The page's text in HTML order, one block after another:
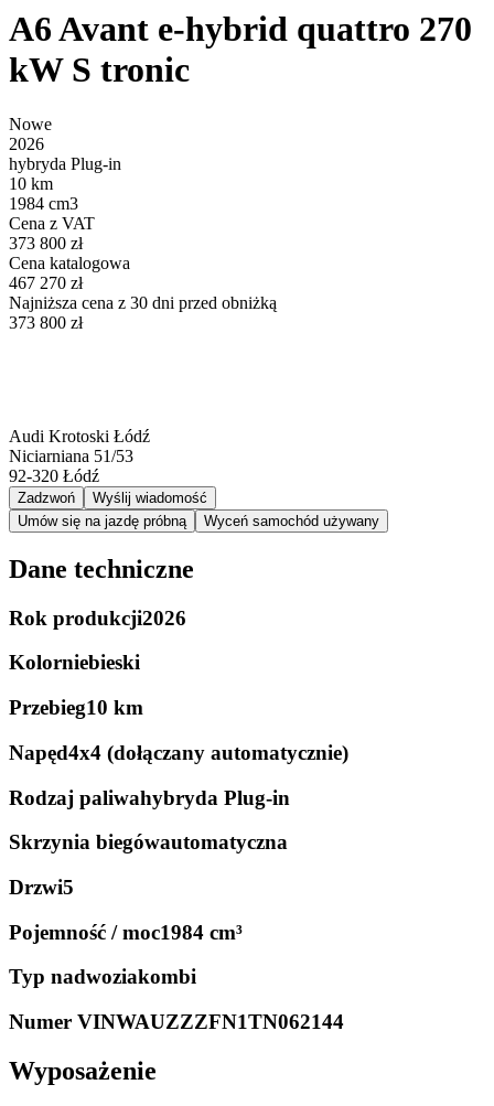
A6 Avant e-hybrid quattro 270
kW S tronic
Nowe
2026
hybryda Plug-in
10 km
1984 cm3
Cena z VAT
373 800 zł
Cena katalogowa
467 270 zł
Najniższa cena z 30 dni przed obniżką
373 800 zł
Audi Krotoski Łódź
Niciarniana 51/53
92-320 Łódź
Zadzwoń
Wyślij wiadomość
Umów się na jazdę próbną
Wyceń samochód używany
Dane techniczne
Rok produkcji2026
Kolorniebieski
Przebieg10 km
Napęd4x4 (dołączany automatycznie)
Rodzaj paliwahybryda Plug-in
Skrzynia biegówautomatyczna
Drzwi5
Pojemność / moc1984 cm³
Typ nadwoziakombi
Numer VINWAUZZZFN1TN062144
Wyposażenie